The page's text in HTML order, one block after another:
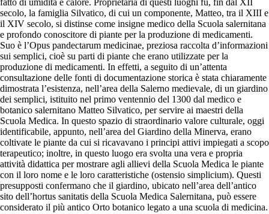
secolo, la famiglia Silvatico, di cui un componente, Matteo, tra il XIII e
il XIV secolo, si distinse come insigne medico della Scuola salernitana
e profondo conoscitore di piante per la produzione di medicamenti.
Suo è l’Opus pandectarum medicinae, preziosa raccolta d’informazioni
sui semplici, cioè su parti di piante che erano utilizzate per la
produzione di medicamenti. In effetti, a seguito di un’attenta
consultazione delle fonti di documentazione storica è stata chiaramente
dimostrata l’esistenza, nell’area della Salerno medievale, di un giardino
dei semplici, istituito nel primo ventennio del 1300 dal medico e
botanico salernitano Matteo Silvatico, per servire ai maestri della
Scuola Medica. In questo spazio di straordinario valore culturale, oggi
identificabile, appunto, nell’area del Giardino della Minerva, erano
coltivate le piante da cui si ricavavano i principi attivi impiegati a scopo
terapeutico; inoltre, in questo luogo era svolta una vera e propria
attività didattica per mostrare agli allievi della Scuola Medica le piante
con il loro nome e le loro caratteristiche (ostensio simplicium). Questi
presupposti confermano che il giardino, ubicato nell’area dell’antico
sito dell’hortus sanitatis della Scuola Medica Salernitana, può essere
considerato il più antico Orto botanico legato a una scuola di medicina.